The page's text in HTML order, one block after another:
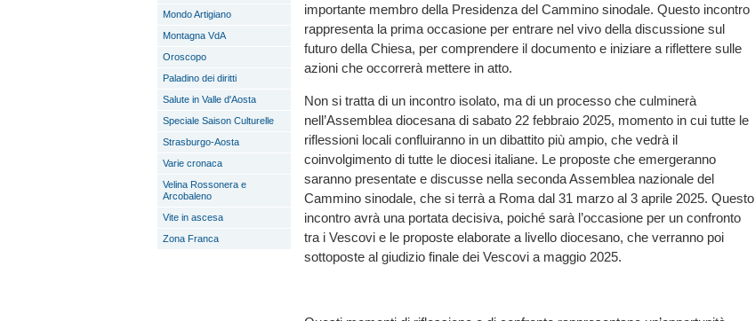
Mondo Artigiano
Montagna VdA
Oroscopo
Paladino dei diritti
Salute in Valle d'Aosta
Speciale Saison Culturelle
Strasburgo-Aosta
Varie cronaca
Velina Rossonera e
Arcobaleno
Vite in ascesa
Zona Franca
importante membro della Presidenza del Cammino sinodale. Questo incontro
rappresenta la prima occasione per entrare nel vivo della discussione sul
futuro della Chiesa, per comprendere il documento e iniziare a riflettere sulle
azioni che occorrerà mettere in atto.
Non si tratta di un incontro isolato, ma di un processo che culminerà
nell’Assemblea diocesana di sabato 22 febbraio 2025, momento in cui tutte le
riflessioni locali confluiranno in un dibattito più ampio, che vedrà il
coinvolgimento di tutte le diocesi italiane. Le proposte che emergeranno
saranno presentate e discusse nella seconda Assemblea nazionale del
Cammino sinodale, che si terrà a Roma dal 31 marzo al 3 aprile 2025. Questo
incontro avrà una portata decisiva, poiché sarà l’occasione per un confronto
tra i Vescovi e le proposte elaborate a livello diocesano, che verranno poi
sottoposte al giudizio finale dei Vescovi a maggio 2025.